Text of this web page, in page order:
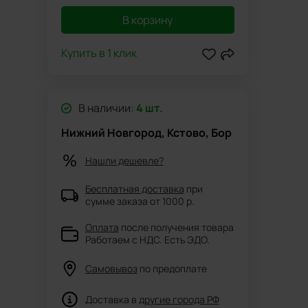
В корзину
Купить в 1 клик
В наличии: 4 шт.
Нижний Новгород, Кстово, Бор
Нашли дешевле?
Бесплатная доставка при
сумме заказа от 1000 р.
Оплата после получения товара
Работаем с НДС. Есть ЭДО.
Самовывоз по предоплате
Доставка в другие города РФ